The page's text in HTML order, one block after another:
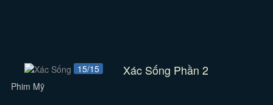
15/15 Xác Sống Phần 2
Phim Mỹ